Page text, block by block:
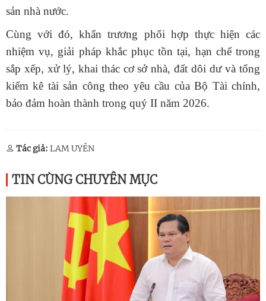
sản nhà nước.
Cùng với đó, khẩn trương phối hợp thực hiện các
nhiệm vụ, giải pháp khắc phục tồn tại, hạn chế trong
sắp xếp, xử lý, khai thác cơ sở nhà, đất dôi dư và tổng
kiểm kê tài sản công theo yêu cầu của Bộ Tài chính,
bảo đảm hoàn thành trong quý II năm 2026.
Tác giả: LAM UYÊN
TIN CÙNG CHUYÊN MỤC